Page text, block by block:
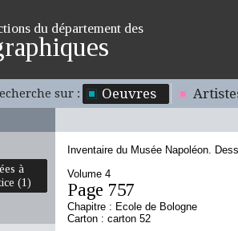
du département des
sur : Oeuvres
à
(1)
Inventaire du Musée Napoléon.
Volume 4
Page 757
Chapitre : Ecole de Bologne
Carton : carton 52